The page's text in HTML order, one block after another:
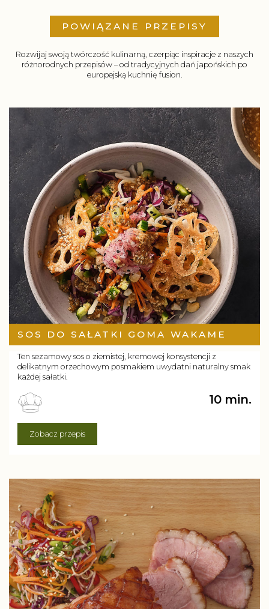
POWIĄZANE PRZEPISY
Rozwijaj swoją twórczość kulinarną, czerpiąc inspiracje z naszych
różnorodnych przepisów – od tradycyjnych dań japońskich po
europejską kuchnię fusion.
SOS DO SAŁATKI GOMA WAKAME
Ten sezamowy sos o ziemistej, kremowej konsystencji z
delikatnym orzechowym posmakiem uwydatni naturalny smak
każdej sałatki.
10 min.
Zobacz przepis